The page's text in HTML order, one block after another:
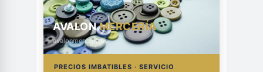
AVALONMERCERÍA
avalonmerceria.es
PRECIOS IMBATIBLES · SERVICIO